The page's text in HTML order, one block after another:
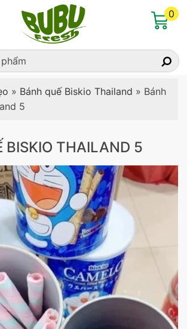
0
» Bánh quế Biskio Thailand » Bánh
5
BISKIO THAILAND 5